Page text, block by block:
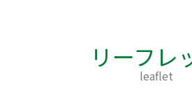
リーフレ
leaflet